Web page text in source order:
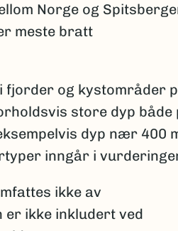
Norge og
meste bratt
fjorder og kystområder
store dyp både
dyp nær 400
inngår i
ikke av
ikke inkludert ved